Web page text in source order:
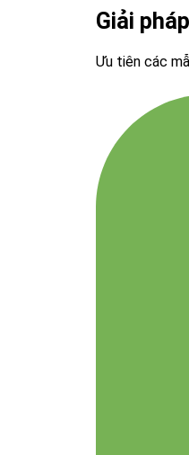
Giải
Ưu tiên các